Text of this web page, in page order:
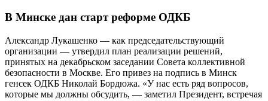
В Минске дан старт реформе ОДКБ
Александр Лукашенко — как председательствующий
организации — утвердил план реализации решений,
принятых на декабрьском заседании Совета коллективной
безопасности в Москве. Его привез на подпись в Минск
генсек ОДКБ Николай Бордюжа. «У нас есть ряд вопросов,
которые мы должны обсудить, — заметил Президент, встречая